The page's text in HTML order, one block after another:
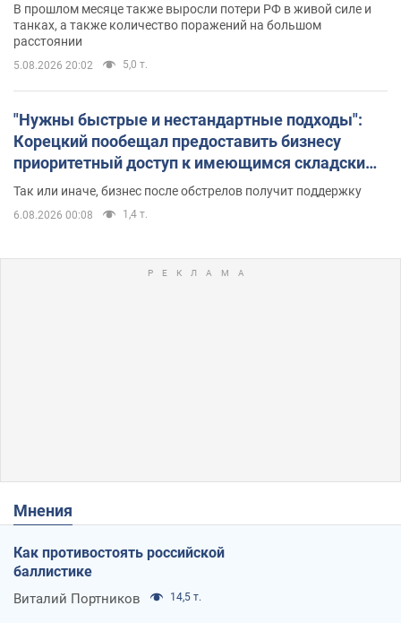
В прошлом месяце также выросли потери РФ в живой силе и
танках, а также количество поражений на большом
расстоянии
5.08.2026 20:02 5,0 т.
"Нужны быстрые и нестандартные подходы":
Корецкий пообещал предоставить бизнесу
приоритетный доступ к имеющимся складским
помещениям
Так или иначе, бизнес после обстрелов получит поддержку
6.08.2026 00:08 1,4 т.
Мнения
Как противостоять российской
баллистике
Виталий Портников 14,5 т.